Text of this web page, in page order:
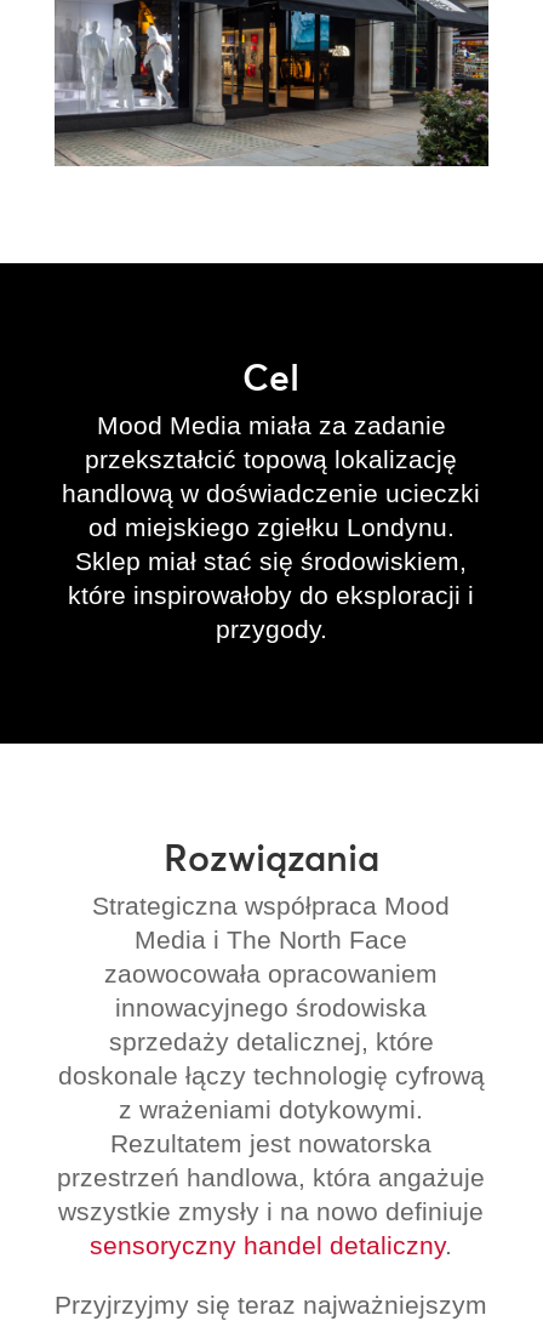
Cel
Mood Media miała za zadanie
przekształcić topową lokalizację
handlową w doświadczenie ucieczki
od miejskiego zgiełku Londynu.
Sklep miał stać się środowiskiem,
które inspirowałoby do eksploracji i
przygody.
Rozwiązania
Strategiczna współpraca Mood
Media i The North Face
zaowocowała opracowaniem
innowacyjnego środowiska
sprzedaży detalicznej, które
doskonale łączy technologię cyfrową
z wrażeniami dotykowymi.
Rezultatem jest nowatorska
przestrzeń handlowa, która angażuje
wszystkie zmysły i na nowo definiuje
sensoryczny handel detaliczny.
Przyjrzyjmy się teraz najważniejszym